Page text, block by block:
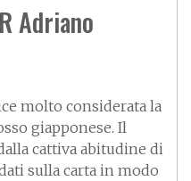
Adriano
molto considerata la
giapponese. Il
cattiva abitudine di
sulla carta in modo